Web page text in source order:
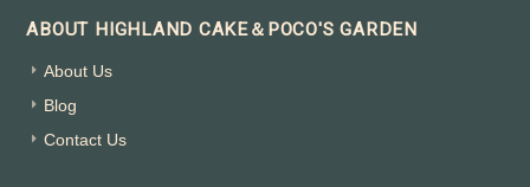
ABOUT HIGHLAND CAKE＆POCO'S GARDEN
About Us
Blog
Contact Us